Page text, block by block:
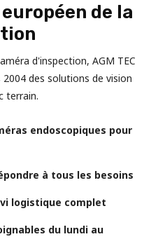
de la
d'inspection, AGM TEC
des solutions de vision
terrain.
endoscopiques pour
à tous les besoins
logistique complet
du lundi au